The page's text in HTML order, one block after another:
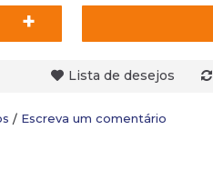
+
Lista de desejos
/ Escreva um comentário